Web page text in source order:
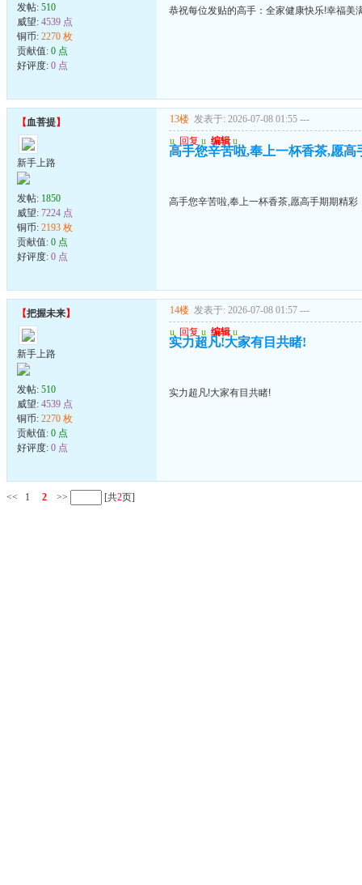
发帖: 510
威望: 4539 点
铜币: 2270 枚
贡献值: 0 点
好评度: 0 点
恭祝每位发贴的高手：全家健康快乐!幸福美
【血菩提】
新手上路
发帖: 1850
威望: 7224 点
铜币: 2193 枚
贡献值: 0 点
好评度: 0 点
13楼 发表于: 2026-07-08 01:55 ---
u 回复 u 编辑 u
高手您辛苦啦,奉上一杯香茶,愿高
高手您辛苦啦,奉上一杯香茶,愿高手期期精彩
【把握未来】
新手上路
发帖: 510
威望: 4539 点
铜币: 2270 枚
贡献值: 0 点
好评度: 0 点
14楼 发表于: 2026-07-08 01:57 ---
u 回复 u 编辑 u
实力超凡!大家有目共睹!
实力超凡!大家有目共睹!
<< 1 2 >> [共2页]